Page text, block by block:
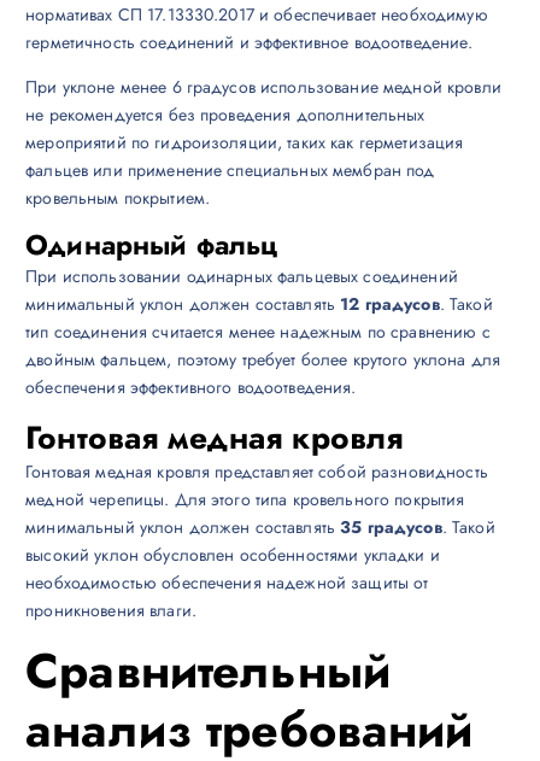
нормативах СП 17.13330.2017 и обеспечивает необходимую
герметичность соединений и эффективное водоотведение.
При уклоне менее 6 градусов использование медной кровли
не рекомендуется без проведения дополнительных
мероприятий по гидроизоляции, таких как герметизация
фальцев или применение специальных мембран под
кровельным покрытием.
Одинарный фальц
При использовании одинарных фальцевых соединений
минимальный уклон должен составлять 12 градусов. Такой
тип соединения считается менее надежным по сравнению с
двойным фальцем, поэтому требует более крутого уклона для
обеспечения эффективного водоотведения.
Гонтовая медная кровля
Гонтовая медная кровля представляет собой разновидность
медной черепицы. Для этого типа кровельного покрытия
минимальный уклон должен составлять35 градусов. Такой
высокий уклон обусловлен особенностями укладки и
необходимостью обеспечения надежной защиты от
проникновения влаги.
Сравнительный
анализ требований